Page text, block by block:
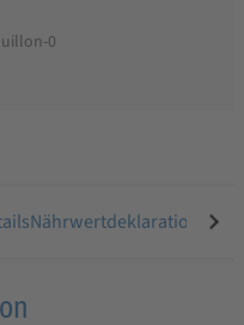
0
Nährwertdeklaration